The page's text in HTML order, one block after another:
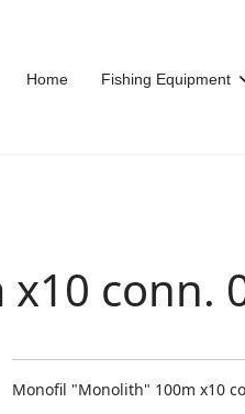
Home Fishing Equipment
conn.
Monofil "Monolith" 100m x10